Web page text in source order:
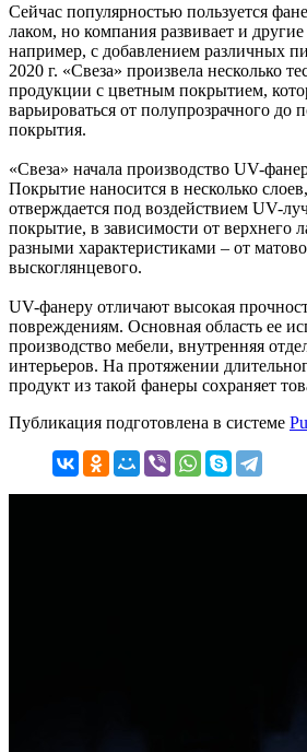
Сейчас популярностью пользуется
лаком, но компания развивает и
например, с добавлением различных
2020 г. «Свеза» произвела несколько
продукции с цветным покрытием,
варьироваться от полупрозрачного до
покрытия.
«Свеза» начала производство UV-
Покрытие наносится в несколько
отверждается под воздействием UV-
покрытие, в зависимости от верхнего
разными характеристиками – от
выскоглянцевого.
UV-фанеру отличают высокая
повреждениям. Основная область ее
производство мебели, внутренняя
интерьеров. На протяжении
продукт из такой фанеры сохраняет
Публикация подготовлена в системе